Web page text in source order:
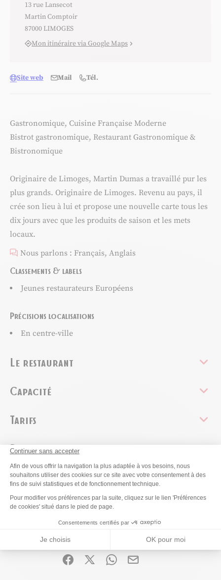
Continuer sans accepter
Plateforme de Gestion du
Afin de vous offrir la navigation la plus adaptée à vos besoins, nous
souhaitons utiliser des cookies sur ce site avec votre consentement à des
fins de suivi statistiques et de fonctionnement technique.
Pour modifier vos préférences par la suite, cliquez sur le lien 'Préférences
de cookies' situé dans le pied de page.
Consentements certifiés par
Je choisis OK pour moi
Axeptio consent
Gastronomique, Cuisine Française Moderne
Bistrot gastronomique, Restaurant Gastronomique &
Bistronomique
Originaire de Limoges, Martin Dumas a travaillé pur les
plus grands. Originaire de Limoges. Revenu au pays, il
crée son lieu à lui et propose une nouvelle carte tous les
dix jours avec que les produits de saison et les mets
locaux.
Nous parlons : Français, Anglais
Classements & labels
Jeunes restaurateurs Européens
Précisions localisations
En centre-ville
Le restaurant
Capacité
Tarifs
Prestations
13 rue Lansecot
Martin Comptoir
87000 LIMOGES
Mon itinéraire via Google Maps
Site web Mail Tél.
Ce contenu vous a été utile ?
Partager ce contenu
Partager sur Facebook (nouvelle fenêtre)
Partager sur X / Twitter (nouvelle
Partager sur WhatsApp
Partager par mail